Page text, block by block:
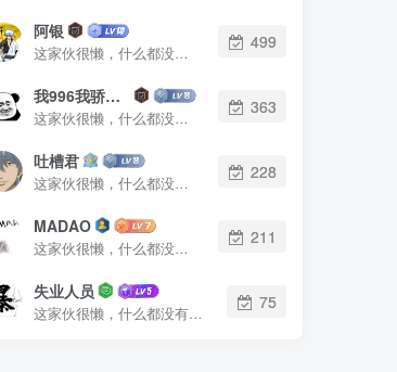
阿银
这家伙很懒，什么都没有写...
499
我996我骄傲了么
这家伙很懒，什么都没有写...
363
吐槽君
这家伙很懒，什么都没有写...
228
MADAO
这家伙很懒，什么都没有写...
211
失业人员
这家伙很懒，什么都没有写...
75